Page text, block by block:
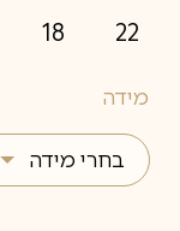
עד
22
18
מידה
בחרי מידה